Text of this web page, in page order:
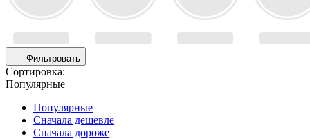
Фильтровать
Сортировка:
Популярные
Популярные
Сначала дешевле
Сначала дороже